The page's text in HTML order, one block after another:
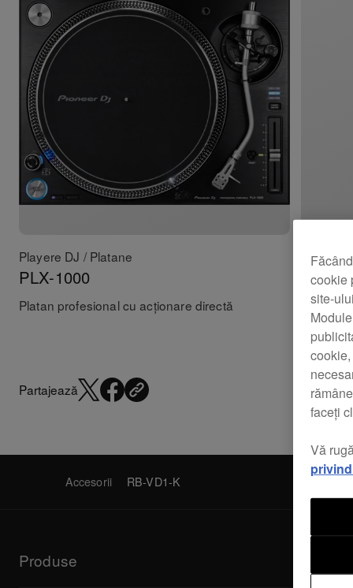
Playere DJ / Platane
PLX-1000
Platan profesional cu acționare directă
Accesorii
PC-
Cartuș
Partajează
Accesorii RB-VD1-K
Produse
cookie
site-
faceți
Vă